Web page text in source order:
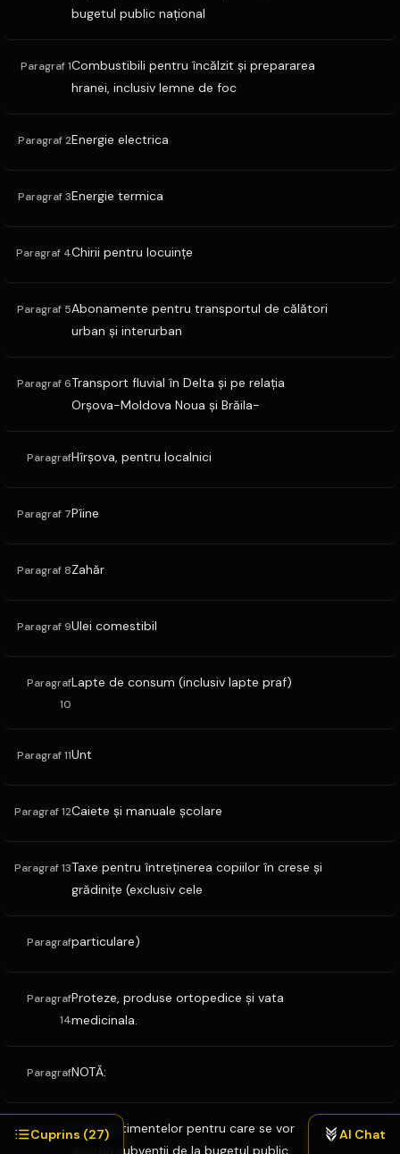
Cuprins (27)
bugetul public naţional
Paragraf 1Combustibili pentru încălzit şi prepararea
hranei, inclusiv lemne de foc
Paragraf 2Energie electrica
Paragraf 3Energie termica
Paragraf 4Chirii pentru locuinţe
Paragraf 5Abonamente pentru transportul de călători
urban şi interurban
Paragraf 6Transport fluvial în Delta şi pe relaţia
Orşova-Moldova Noua şi Brăila-
ParagrafHîrşova, pentru localnici
Paragraf 7Pîine
Paragraf 8Zahăr
Paragraf 9Ulei comestibil
Paragraf
10
Lapte de consum (inclusiv lapte praf)
Paragraf 11Unt
Paragraf 12Caiete şi manuale şcolare
Paragraf 13Taxe pentru întreţinerea copiilor în crese şi
grădiniţe (exclusiv cele
Paragrafparticulare)
Paragraf
14
Proteze, produse ortopedice şi vata
medicinala.
ParagrafNOTĂ:
Paragraf
Lista sortimentelor pentru care se vor
acorda subvenţii de la bugetul public
AI Chat